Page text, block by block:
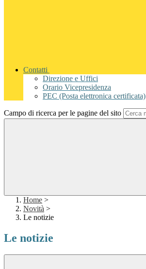
Contatti
Direzione e Uffici
Orario Vicepresidenza
PEC (Posta elettronica certificata)
Campo di ricerca per le pagine del sito
Home >
Novità >
Le notizie
Le notizie